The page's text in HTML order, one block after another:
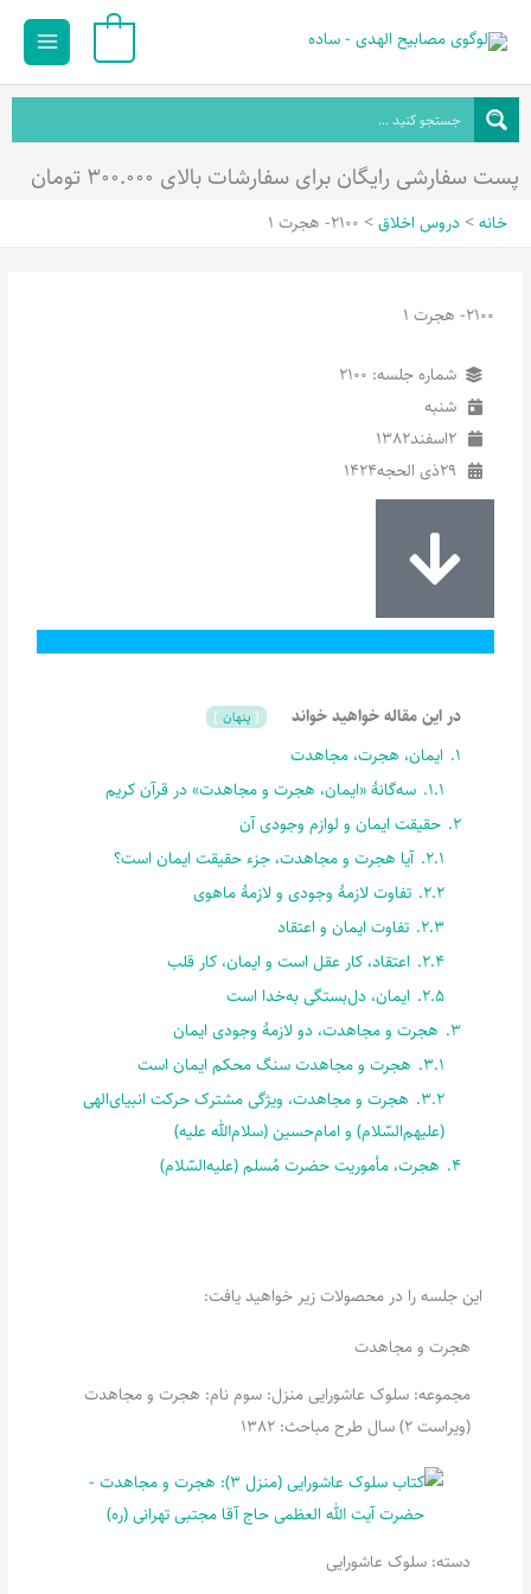
محتوا
Main
پست سفارشی رایگان برای سفارشات بالای ۳۰۰.۰۰۰ تومان
خانه دروس اخلاق 2100- هجرت 1
2100- هجرت 1
شماره جلسه: 2100
شنبه
2اسفند1382
29ذی الحجه1424
در این مقاله خواهید خواند پنهان
1. ایمان، هجرت، مجاهدت
1.1. سه‌گانۀ «ایمان، هجرت و مجاهدت» در قرآن کریم
2. حقیقت ایمان و لوازم وجودی آن
2.1. آیا هجرت و مجاهدت، جزء حقیقت ایمان است؟
2.2. تفاوت لازمۀ وجودی و لازمۀ ماهوی
2.3. تفاوت ایمان و اعتقاد
2.4. اعتقاد، کار عقل است و ایمان، کار قلب
2.5. ایمان، دل‌بستگی به‌خدا است
3. هجرت و مجاهدت، دو لازمۀ وجودی ایمان
3.1. هجرت و مجاهدت سنگ محکم ایمان است
3.2. هجرت و مجاهدت، ویژگی مشترک حرکت انبیای‌الهی
(علیهم‌السّلام) و امام‌حسین (سلام‌الله علیه)
4. هجرت، مأموریت حضرت مُسلم (علیه‌السّلام)
این جلسه را در محصولات زیر خواهید یافت:
هجرت و مجاهدت
مجموعه: سلوک عاشورایی منزل: سوم نام: هجرت و مجاهدت
(ویراست 2) سال طرح مباحث: 1382
دسته:سلوک عاشورایی